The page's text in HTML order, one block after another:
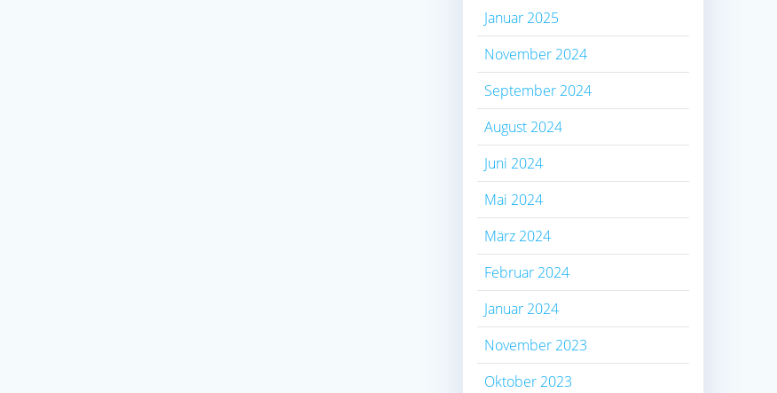
Januar 2025
November 2024
September 2024
August 2024
Juni 2024
Mai 2024
März 2024
Februar 2024
Januar 2024
November 2023
Oktober 2023